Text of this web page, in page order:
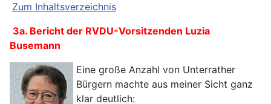
Zum Inhaltsverzeichnis
3a. Bericht der RVDU-Vorsitzenden Luzia
Busemann
Eine große Anzahl von Unterrather
Bürgern machte aus meiner Sicht ganz
klar deutlich: